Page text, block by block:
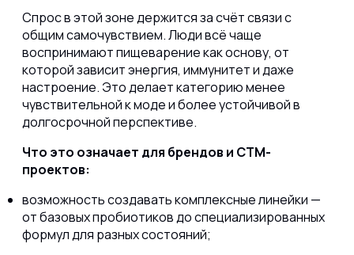
Спрос в этой зоне держится за счёт связи с
общим самочувствием. Люди всё чаще
воспринимают пищеварение как основу, от
которой зависит энергия, иммунитет и даже
настроение. Это делает категорию менее
чувствительной к моде и более устойчивой в
долгосрочной перспективе.
Что это означает для брендов и СТМ-
проектов:
возможность создавать комплексные линейки —
от базовых пробиотиков до специализированных
формул для разных состояний;